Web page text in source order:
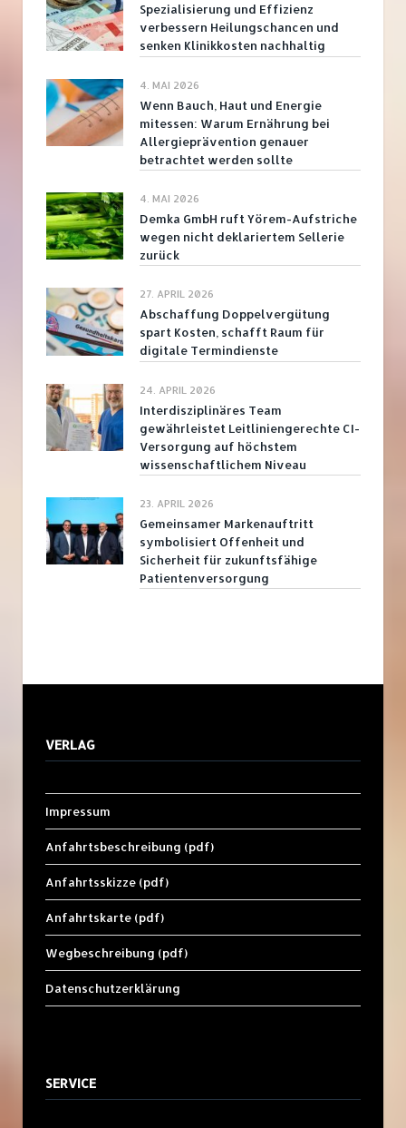
Spezialisierung und Effizienz
verbessern Heilungschancen und
senken Klinikkosten nachhaltig
4. MAI 2026
Wenn Bauch, Haut und Energie
mitessen: Warum Ernährung bei
Allergieprävention genauer
betrachtet werden sollte
4. MAI 2026
Demka GmbH ruft Yörem-Aufstriche
wegen nicht deklariertem Sellerie
zurück
27. APRIL 2026
Abschaffung Doppelvergütung
spart Kosten, schafft Raum für
digitale Termindienste
24. APRIL 2026
Interdisziplinäres Team
gewährleistet Leitliniengerechte CI-
Versorgung auf höchstem
wissenschaftlichem Niveau
23. APRIL 2026
Gemeinsamer Markenauftritt
symbolisiert Offenheit und
Sicherheit für zukunftsfähige
Patientenversorgung
VERLAG
Impressum
Anfahrtsbeschreibung (pdf)
Anfahrtsskizze (pdf)
Anfahrtskarte (pdf)
Wegbeschreibung (pdf)
Datenschutzerklärung
SERVICE